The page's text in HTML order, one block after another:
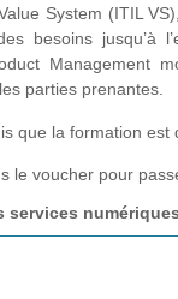
System (ITIL
besoins jusqu’à
Management
parties prenantes.
que la formation est
le voucher pour
services numériques